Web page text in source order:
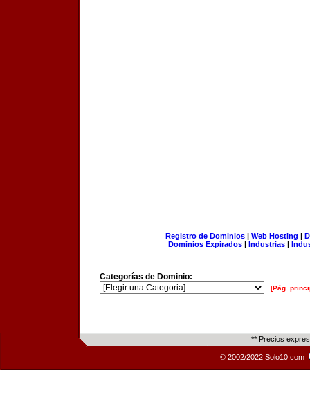
Registro de Dominios| Web Hosting |
Dominios Expirados | Industrias |
Categorías de Dominio:
[Pág.
** Precios
© 2002/2022 Solo10.com